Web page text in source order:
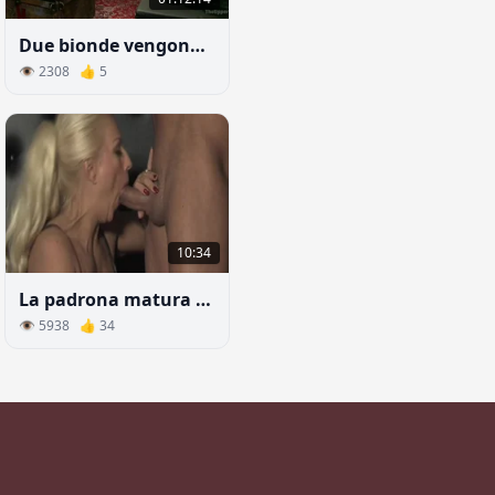
Due bionde vengono iniziate in un club BDSM
👁 2308 👍 5
10:34
La padrona matura si gode il cazzo dell'amante sottomesso
👁 5938 👍 34